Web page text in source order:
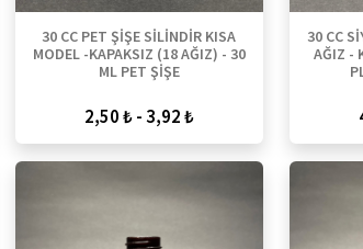
30 CC PET ŞİŞE SİLİNDİR KISA
MODEL -KAPAKSIZ (18 AĞIZ) - 30
ML PET ŞİŞE
2,50 ₺ - 3,92 ₺
30 CC
AĞIZ -